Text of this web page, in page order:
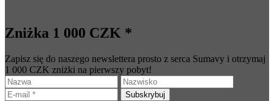
Zniżka 1 000 CZK *
Zapisz się do naszego newslettera prosto z serca Sumavy i otrzymaj
1 000 CZK zniżki na pierwszy pobyt!